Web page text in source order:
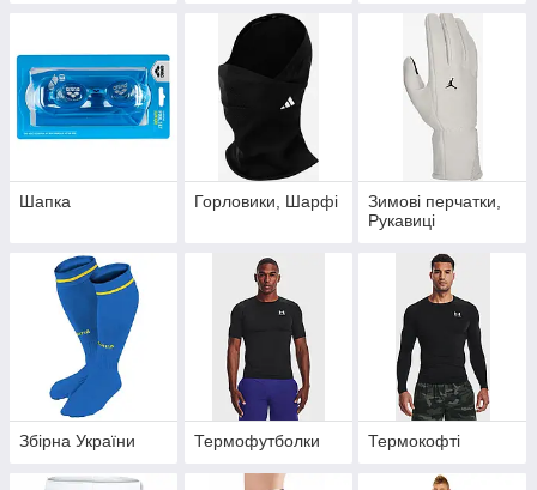
Шапка Горловики, Шарфі
Зимові перчатки,
Рукавиці
Збірна України Термофутболки Термокофті